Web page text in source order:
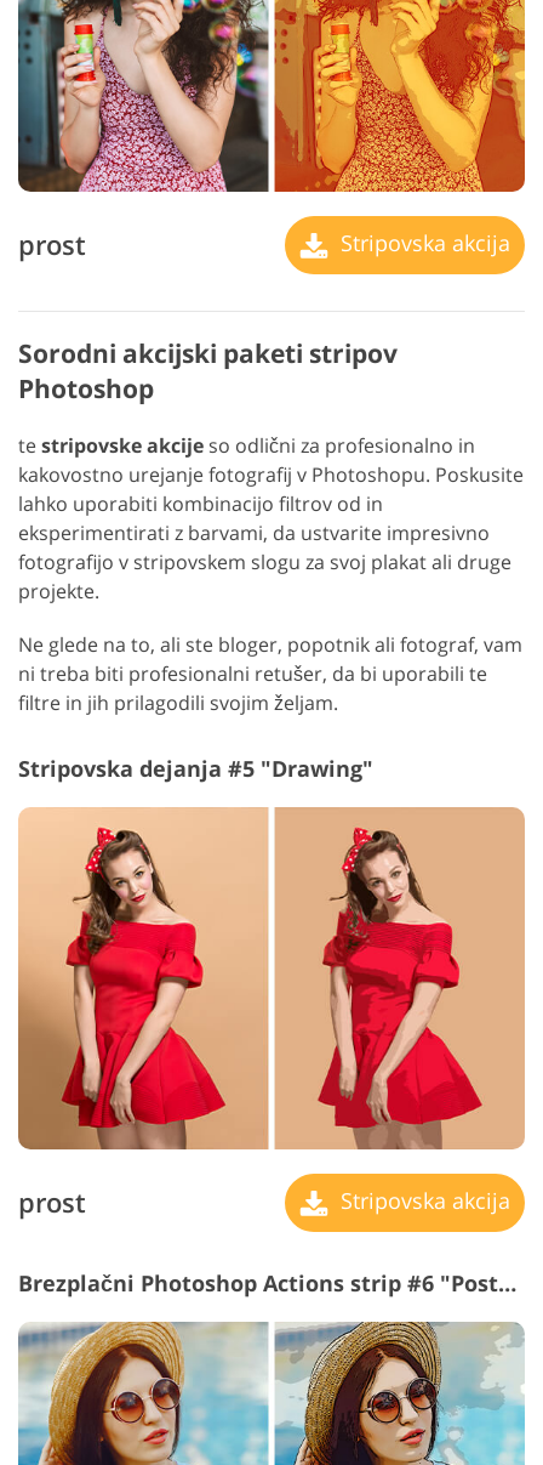
prost Stripovska akcija
Sorodni akcijski paketi stripov
Photoshop
testripovske akcije so odlični za profesionalno in
kakovostno urejanje fotografij v Photoshopu. Poskusite
lahko uporabiti kombinacijo filtrov od in
eksperimentirati z barvami, da ustvarite impresivno
fotografijo v stripovskem slogu za svoj plakat ali druge
projekte.
Ne glede na to, ali ste bloger, popotnik ali fotograf, vam
ni treba biti profesionalni retušer, da bi uporabili te
filtre in jih prilagodili svojim željam.
Stripovska dejanja #5 "Drawing"
prost Stripovska akcija
Brezplačni Photoshop Actions strip #6 "Poster"